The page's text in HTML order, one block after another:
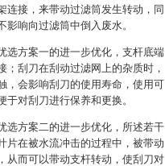
连接，来带动过滤筒发生转动，同
影响向过滤筒中倒入废水。
选方案一的进一步优化，支杆底端
；刮刀在刮动过滤网上的杂质时，
，会影响刮刀的使用寿命，使用可
于对刮刀进行保养和更换。
选方案二的进一步优化，所述若干
片在被水流冲击的过程中，被带动
从而可以带动支杆转动，使刮刀对